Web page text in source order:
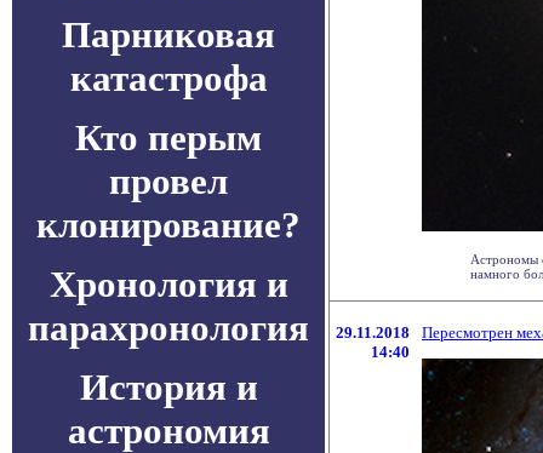
Парниковая
катастрофа
Кто перым
провел
клонирование?
Хронология и
парахронология
История и
астрономия
Астрономы
намного
29.11.2018
14:40
Пересмотрен